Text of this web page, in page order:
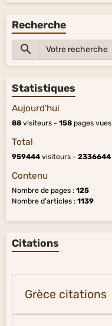
Recherche
Statistiques
Aujourd'hui
88 visiteurs - 158 pages vues
Total
959444 visiteurs - 2336644
Contenu
Nombre de pages : 125
Nombre d'articles : 1139
Citations
Grèce citations